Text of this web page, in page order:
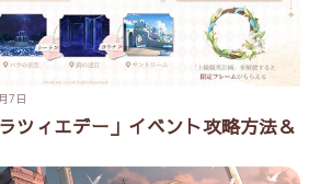
7日
ツィエデー」イベント攻略方法＆